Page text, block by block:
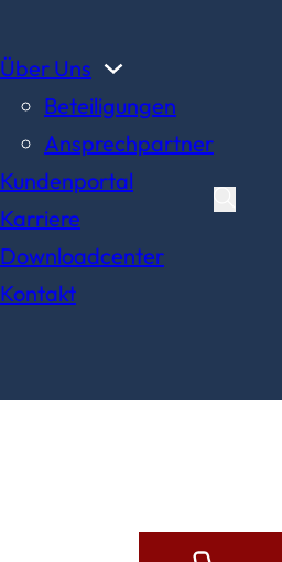
Über Uns
Beteiligungen
Ansprechpartner
Kundenportal
Karriere
Downloadcenter
Kontakt